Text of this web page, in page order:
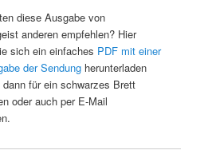
diese Ausgabe von
anderen empfehlen? Hier
sich ein einfaches PDF mit einer
der Sendungherunterladen
für ein schwarzes Brett
oder auch per E-Mail